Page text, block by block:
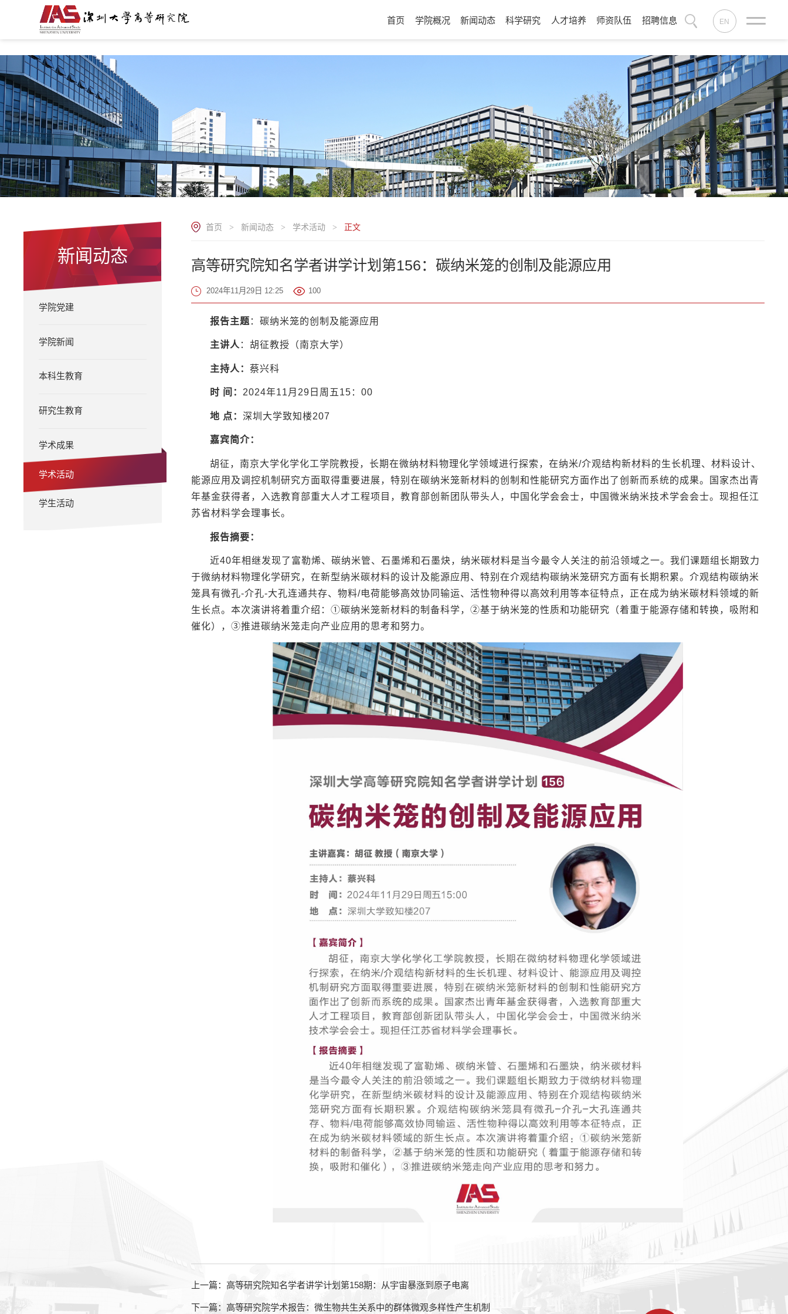
首页 学院概况 新闻动态 科学研究 人才培养 师资队伍 招聘信息 EN
新闻动态
学院党建
学院新闻
本科生教育
研究生教育
学术成果
学术活动
学生活动
首页 > 新闻动态 > 学术活动 > 正文
高等研究院知名学者讲学计划第156：碳纳米笼的创制及能源应用
2024年11月29日 12:25 100
报告主题 ：碳纳米笼的创制及能源应用
主讲人 ：胡征教授（南京大学）
主持人： 蔡兴科
时 间： 2024年11月29日周五15：00
地 点： 深圳大学致知楼207
嘉宾简介：
胡征，南京大学化学化工学院教授，长期在微纳材料物理化学领域进行探索，在纳米/介观结构新材料的生长机理、材料设计、
能源应用及调控机制研究方面取得重要进展，特别在碳纳米笼新材料的创制和性能研究方面作出了创新而系统的成果。国家杰出青
年基金获得者，入选教育部重大人才工程项目，教育部创新团队带头人，中国化学会会士，中国微米纳米技术学会会士。现担任江
苏省材料学会理事长。
报告摘要：
近40年相继发现了富勒烯、碳纳米管、石墨烯和石墨炔，纳米碳材料是当今最令人关注的前沿领域之一。我们课题组长期致力
于微纳材料物理化学研究，在新型纳米碳材料的设计及能源应用、特别在介观结构碳纳米笼研究方面有长期积累。介观结构碳纳米
笼具有微孔-介孔-大孔连通共存、物料/电荷能够高效协同输运、活性物种得以高效利用等本征特点，正在成为纳米碳材料领域的新
生长点。本次演讲将着重介绍：①碳纳米笼新材料的制备科学，②基于纳米笼的性质和功能研究（着重于能源存储和转换，吸附和
催化），③推进碳纳米笼走向产业应用的思考和努力。
上一篇：高等研究院知名学者讲学计划第158期：从宇宙暴涨到原子电离
下一篇：高等研究院学术报告：微生物共生关系中的群体微观多样性产生机制